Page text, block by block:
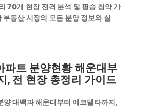
70개 현장 전격 분석 및 필승 청약 가
동산 시장의 모든 분양 정보와 실
트 분양현황 해운대부
, 전 현장 총정리 가이드
대백과 해운대부터 에코델타까지,